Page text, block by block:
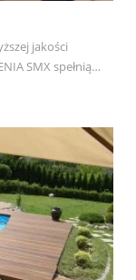
jakości
SMX spełnią…